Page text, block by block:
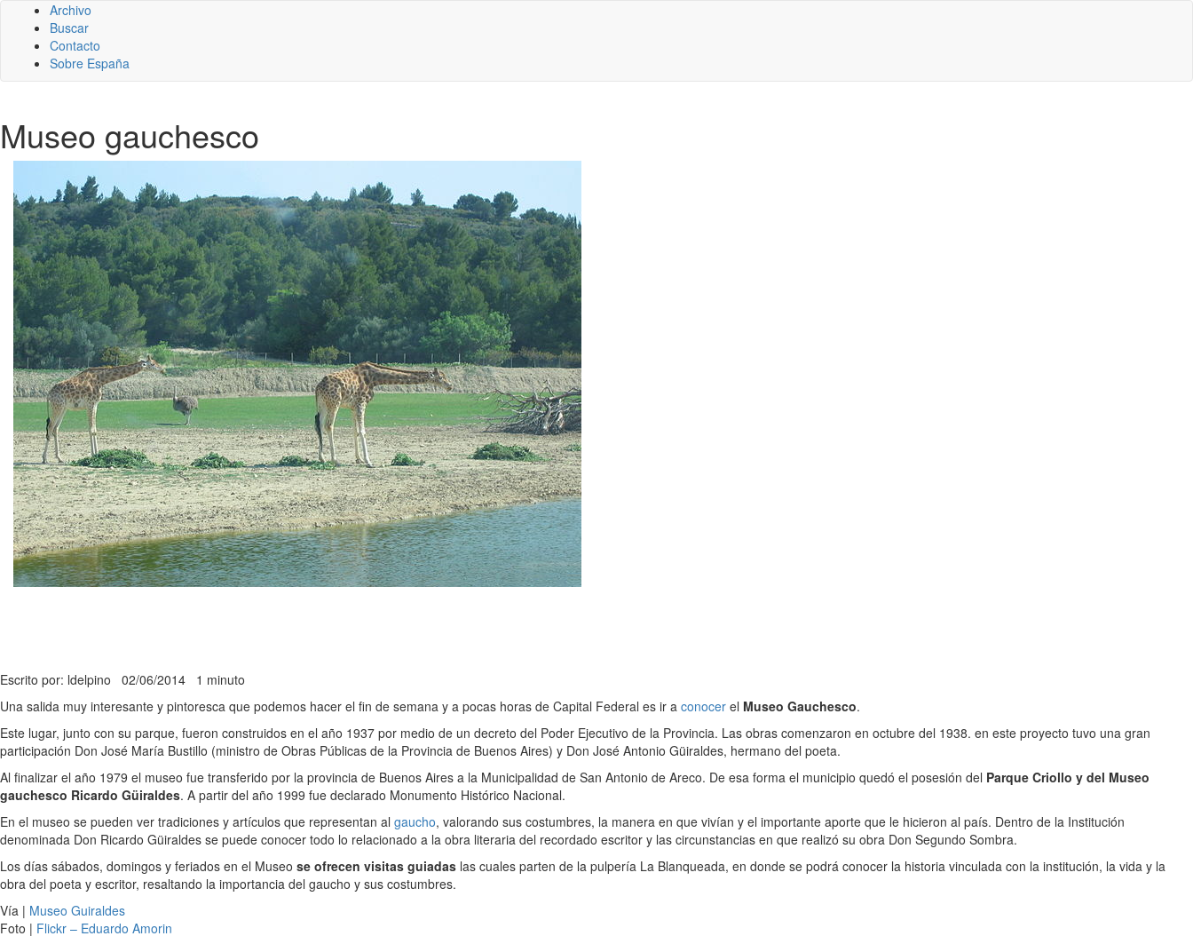
Archivo
Buscar
Contacto
Sobre España
Museo gauchesco
Escrito por: ldelpino 02/06/2014 1 minuto
Una salida muy interesante y pintoresca que podemos hacer el fin de semana y a pocas horas de Capital Federal es ir a conocer el Museo Gauchesco.
Este lugar, junto con su parque, fueron construidos en el año 1937 por medio de un decreto del Poder Ejecutivo de la Provincia. Las obras comenzaron en octubre del 1938. en este proyecto tuvo una gran
participación Don José María Bustillo (ministro de Obras Públicas de la Provincia de Buenos Aires) y Don José Antonio Güiraldes, hermano del poeta.
Al finalizar el año 1979 el museo fue transferido por la provincia de Buenos Aires a la Municipalidad de San Antonio de Areco. De esa forma el municipio quedó el posesión del Parque Criollo y del Museo
gauchesco Ricardo Güiraldes. A partir del año 1999 fue declarado Monumento Histórico Nacional.
En el museo se pueden ver tradiciones y artículos que representan al gaucho, valorando sus costumbres, la manera en que vivían y el importante aporte que le hicieron al país. Dentro de la Institución
denominada Don Ricardo Güiraldes se puede conocer todo lo relacionado a la obra literaria del recordado escritor y las circunstancias en que realizó su obra Don Segundo Sombra.
Los días sábados, domingos y feriados en el Museo se ofrecen visitas guiadas las cuales parten de la pulpería La Blanqueada, en donde se podrá conocer la historia vinculada con la institución, la vida y la
obra del poeta y escritor, resaltando la importancia del gaucho y sus costumbres.
Vía | Museo Guiraldes
Foto | Flickr – Eduardo Amorin